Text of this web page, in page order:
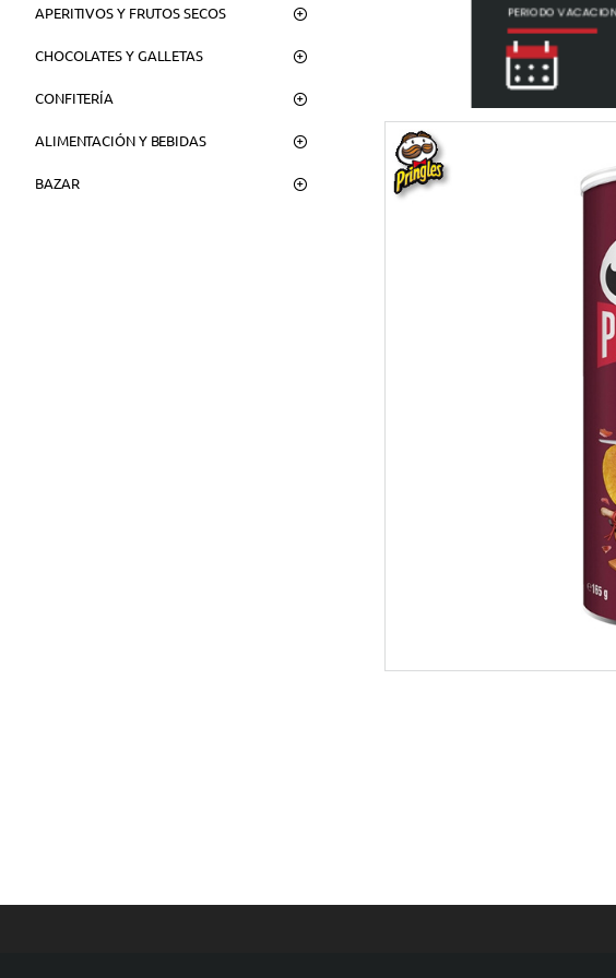
APERITIVOS Y FRUTOS SECOS
CHOCOLATES Y GALLETAS
CONFITERÍA
ALIMENTACIÓN Y BEBIDAS
BAZAR